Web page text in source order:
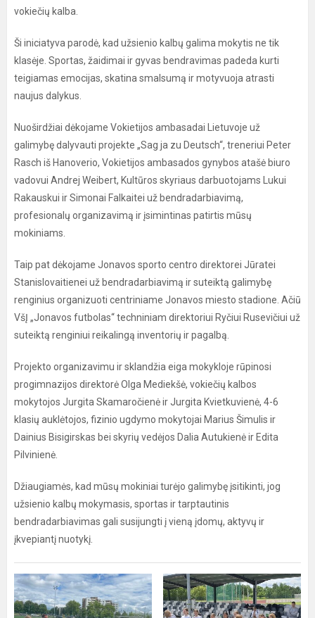
vokiečių kalba.
Ši iniciatyva parodė, kad užsienio kalbų galima mokytis ne tik
klasėje. Sportas, žaidimai ir gyvas bendravimas padeda kurti
teigiamas emocijas, skatina smalsumą ir motyvuoja atrasti
naujus dalykus.
Nuoširdžiai dėkojame Vokietijos ambasadai Lietuvoje už
galimybę dalyvauti projekte „Sag ja zu Deutsch“, treneriui Peter
Rasch iš Hanoverio, Vokietijos ambasados gynybos atašė biuro
vadovui Andrej Weibert, Kultūros skyriaus darbuotojams Lukui
Rakauskui ir Simonai Falkaitei už bendradarbiavimą,
profesionalų organizavimą ir įsimintinas patirtis mūsų
mokiniams.
Taip pat dėkojame Jonavos sporto centro direktorei Jūratei
Stanislovaitienei už bendradarbiavimą ir suteiktą galimybę
renginius organizuoti centriniame Jonavos miesto stadione. Ačiū
VšĮ „Jonavos futbolas“ techniniam direktoriui Ryčiui Rusevičiui už
suteiktą renginiui reikalingą inventorių ir pagalbą.
Projekto organizavimu ir sklandžia eiga mokykloje rūpinosi
progimnazijos direktorė Olga Mediekšė, vokiečių kalbos
mokytojos Jurgita Skamaročienė ir Jurgita Kvietkuvienė, 4-6
klasių auklėtojos, fizinio ugdymo mokytojai Marius Šimulis ir
Dainius Bisigirskas bei skyrių vedėjos Dalia Autukienė ir Edita
Pilvinienė.
Džiaugiamės, kad mūsų mokiniai turėjo galimybę įsitikinti, jog
užsienio kalbų mokymasis, sportas ir tarptautinis
bendradarbiavimas gali susijungti į vieną įdomų, aktyvų ir
įkvepiantį nuotykį.